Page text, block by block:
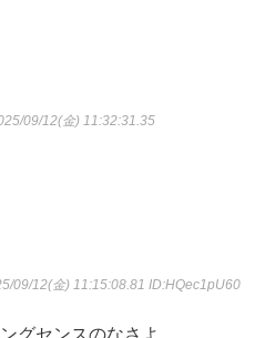
09/12(金) 11:32:31.35
09/12(金) 11:15:08.81 ID:HQec1pU60
グセンスのなさよ